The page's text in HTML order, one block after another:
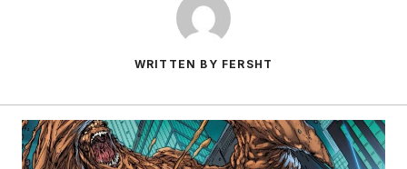
WRITTEN BY FERSHT